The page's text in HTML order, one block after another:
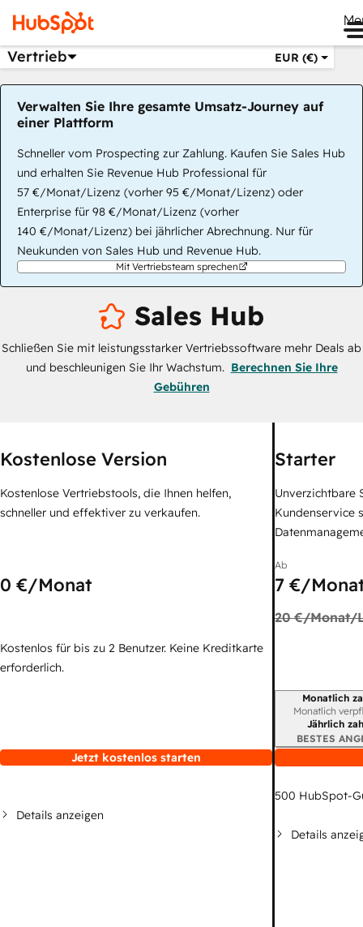
Vertrieb EUR (€)
Verwalten Sie Ihre gesamte Umsatz-Journey auf
einer Plattform
Schneller vom Prospecting zur Zahlung. Kaufen Sie Sales Hub
und erhalten Sie Revenue Hub Professional für
57 €/Monat/Lizenz (vorher 95 €/Monat/Lizenz) oder
Enterprise für 98 €/Monat/Lizenz (vorher
140 €/Monat/Lizenz) bei jährlicher Abrechnung. Nur für
Neukunden von Sales Hub und Revenue Hub.
Mit Vertriebsteam sprechen
Sales Hub
Schließen Sie mit leistungsstarker Vertriebssoftware mehr Deals ab
und beschleunigen Sie Ihr Wachstum. Berechnen Sie Ihre
Gebühren
Kostenlose Version
Kostenlose Vertriebstools, die Ihnen helfen,
schneller und effektiver zu verkaufen.
0 €/Monat
Kostenlos für bis zu 2 Benutzer. Keine Kreditkarte
erforderlich.
Jetzt kostenlos starten
Details anzeigen
Starter
Unverzichtbare
Kundenservice
Ab
7 €/
20 €/Monat/
Monatlich
Monatlich
Jährlich
BESTES
500 HubSpot-
Details